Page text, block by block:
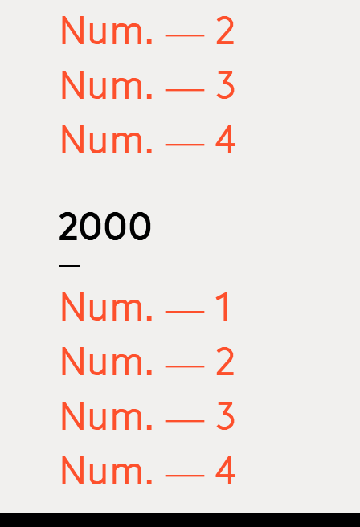
Num. — 2
Num. — 3
Num. — 4
2000
Num. — 1
Num. — 2
Num. — 3
Num. — 4